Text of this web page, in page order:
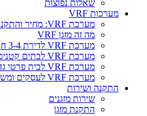
שאלות נפוצות
מערכות VRF
מערכת VRF: מחיר והתקנה
מה זה מזגן VRF
מערכת VRF לדירת 3-4 חדרים
מערכת VRF לבתים קטנים
מערכת VRF לבית פרטי גדול
מערכת VRF לעסקים ומשרדים
התקנה ושירות
שירות מזגנים
התקנת מזגן